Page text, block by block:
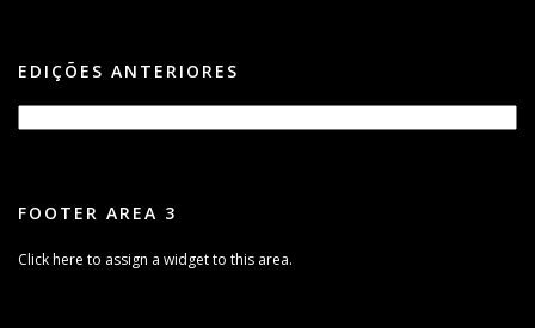
EDIÇÕES ANTERIORES
FOOTER AREA 3
Click here to assign a widget to this area.